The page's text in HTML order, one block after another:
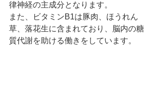
律神経の主成分となります。
また、ビタミンB1は豚肉、ほうれん
草、落花生に含まれており、脳内の糖
質代謝を助ける働きをしています。